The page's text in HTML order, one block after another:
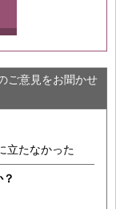
ご意見をお聞かせ
立たなかった